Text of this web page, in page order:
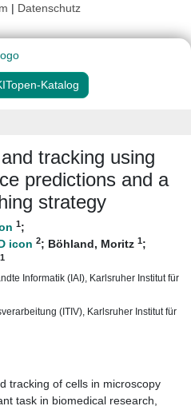
| Datenschutz
Katalog
tracking using
predictions and a
strategy
1;
2; Böhland, Moritz 1;
1
Informatik (IAI), Karlsruher Institut für
(ITIV), Karlsruher Institut für
tracking of cells in microscopy
task in biomedical research,